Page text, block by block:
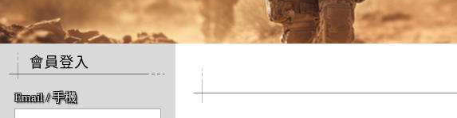
Email / 手機